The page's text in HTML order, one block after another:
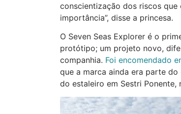
conscientização dos riscos
importância”, disse a princesa.
O Seven Seas Explorer é o
protótipo; um projeto novo,
companhia. Foi encomendado
que a marca ainda era parte
do estaleiro em Sestri